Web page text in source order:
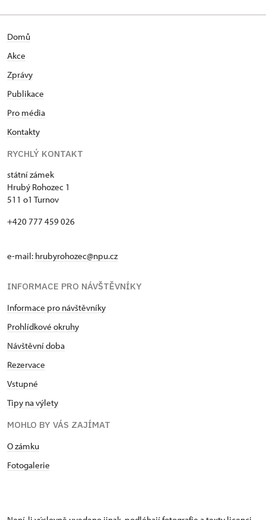
Domů
Akce
Zprávy
Publikace
Pro média
Kontakty
RYCHLÝ KONTAKT
státní zámek
Hrubý Rohozec 1
511 o1 Turnov
+420 777 459 026
e-mail: hrubyrohozec@npu.cz
INFORMACE PRO NÁVŠTĚVNÍKY
Informace pro návštěvníky
Prohlídkové okruhy
Návštěvní doba
Rezervace
Vstupné
Tipy na výlety
MOHLO BY VÁS ZAJÍMAT
O zámku
Fotogalerie